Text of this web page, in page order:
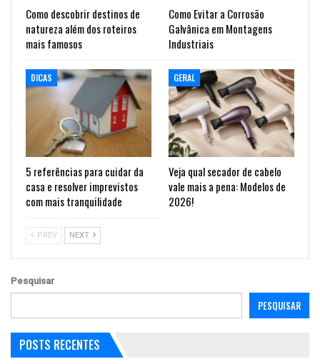
Como descobrir destinos de
natureza além dos roteiros
mais famosos
Como Evitar a Corrosão
Galvânica em Montagens
Industriais
DICAS
5 referências para cuidar da
casa e resolver imprevistos
com mais tranquilidade
GERAL
Veja qual secador de cabelo
vale mais a pena: Modelos de
2026!
PREV NEXT
Pesquisar
PESQUISAR
POSTS RECENTES